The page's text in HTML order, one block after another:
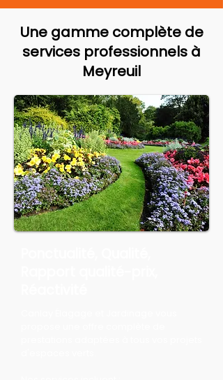
Une gamme complète de
services professionnels à
Meyreuil